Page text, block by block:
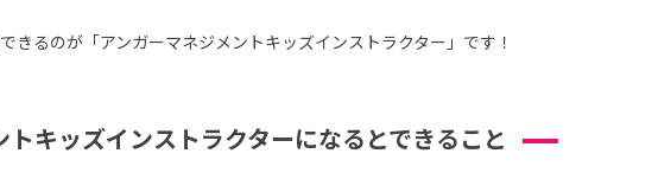
きるのが「アンガーマネジメントキッズインストラクター」です！
トキッズインストラクターになるとできること